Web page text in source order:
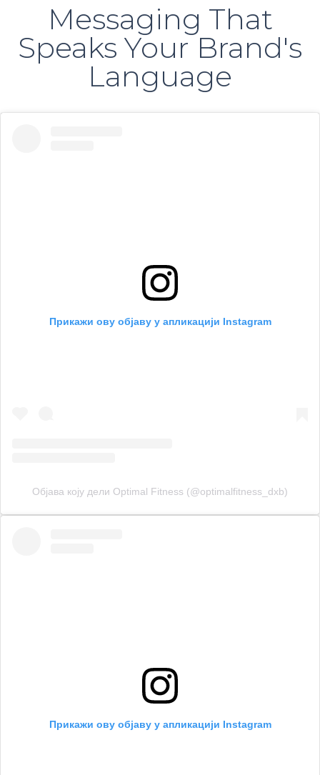
Messaging That
Speaks Your Brand's
Language
Прикажи ову објаву у апликацији Instagram
Објава коју дели Optimal Fitness (@optimalfitness_dxb)
Прикажи ову објаву у апликацији Instagram